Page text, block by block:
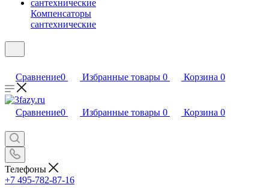
Компенсаторы
сантехнические
Сравнение0 Избранные товары 0 Корзина 0
Сравнение0 Избранные товары 0 Корзина 0
Телефоны
+7 495-782-87-16